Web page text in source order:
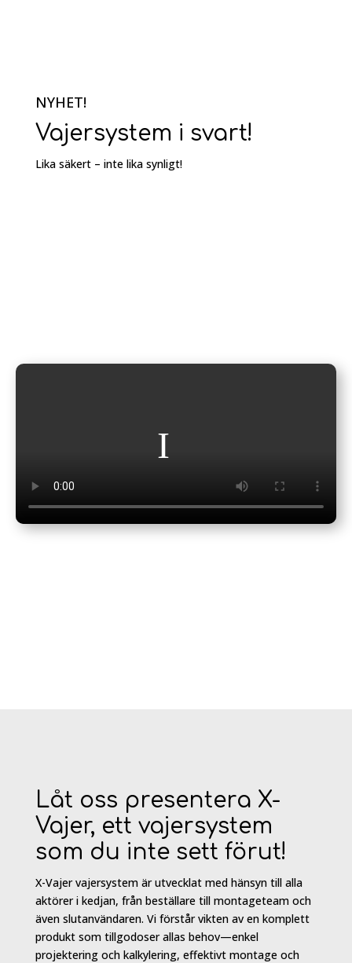
NYHET!
Vajersystem i svart!
Lika säkert – inte lika synligt!
Låt oss presentera X-
Vajer, ett vajersystem
som du inte sett förut!
X-Vajer vajersystem är utvecklat med hänsyn till alla
aktörer i kedjan, från beställare till montageteam och
även slutanvändaren. Vi förstår vikten av en komplett
produkt som tillgodoser allas behov—enkel
projektering och kalkylering, effektivt montage och